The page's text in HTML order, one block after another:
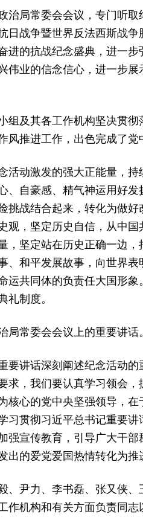
治局常委会会议，专门听
日战争暨世界反法西斯战
进的抗战纪念盛典，进一
伟业的信念信心，进一步
组及其各工作机构坚决贯
风推进工作，出色完成了党
活动激发的强大正能量，
、自豪感、精气神运用好
挑战结合起来，转化为做
观，坚定历史自信，从中
，坚定站在历史正确一边
、和平发展故事，向世界
运共同体的负责任大国形
礼制度。
局常委会会议上的重要讲话。
要讲话深刻阐述纪念活动
求，我们要认真学习领会，
核心的党中央坚强领导，
习贯彻习近平总书记重要
强宣传教育，引导广大干部
出的爱党爱国热情转化为推
、尹力、李书磊、张又侠
作机构和有关方面负责同志